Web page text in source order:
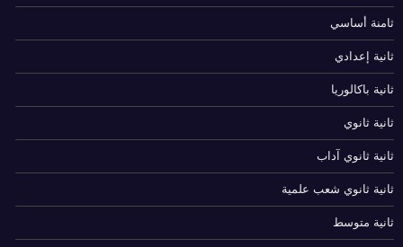
ثامنة أساسي
ثانية إعدادي
ثانية باكالوريا
ثانية ثانوي
ثانية ثانوي آداب
ثانية ثانوي شعب علمية
ثانية متوسط